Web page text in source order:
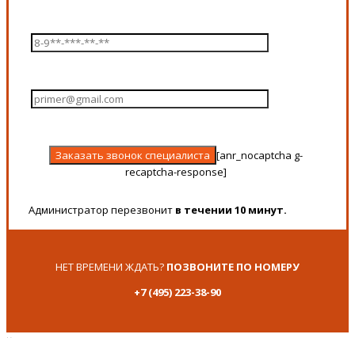
[anr_nocaptcha g-
recaptcha-response]
Администратор перезвонит в течении 10 минут.
НЕТ ВРЕМЕНИ ЖДАТЬ? ПОЗВОНИТЕ ПО НОМЕРУ
+7 (495) 223-38-90